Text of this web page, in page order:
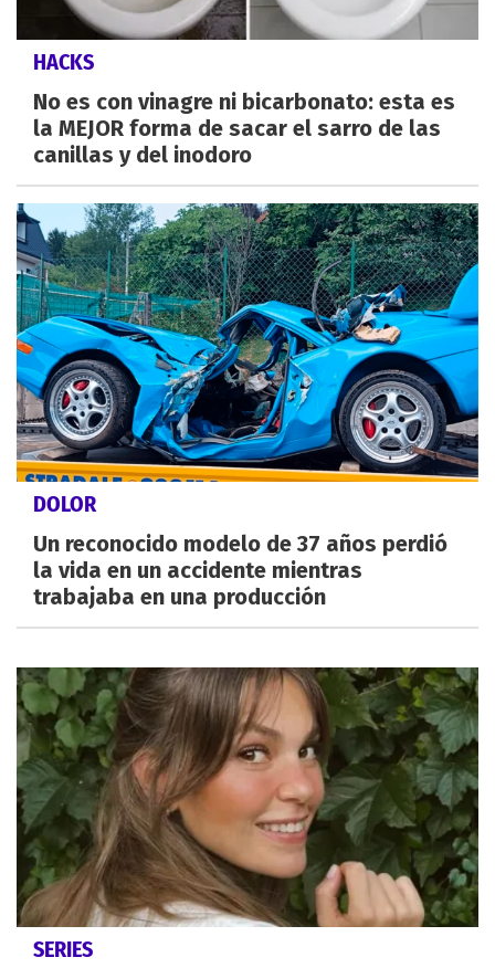
HACKS
No es con vinagre ni bicarbonato: esta es
la MEJOR forma de sacar el sarro de las
canillas y del inodoro
DOLOR
Un reconocido modelo de 37 años perdió
la vida en un accidente mientras
trabajaba en una producción
SERIES